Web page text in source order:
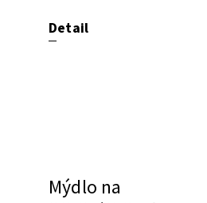
Detail
Mýdlo na